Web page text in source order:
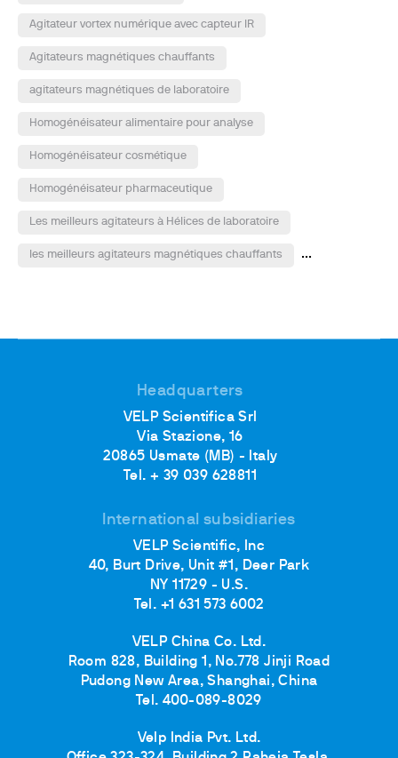
Agitateur vortex numérique avec capteur IR
Agitateurs magnétiques chauffants
agitateurs magnétiques de laboratoire
Homogénéisateur alimentaire pour analyse
Homogénéisateur cosmétique
Homogénéisateur pharmaceutique
Les meilleurs agitateurs à Hélices de laboratoire
les meilleurs agitateurs magnétiques chauffants ...
Headquarters
VELP Scientifica Srl
Via Stazione, 16
20865 Usmate (MB) - Italy
Tel. + 39 039 628811
International subsidiaries
VELP Scientific, Inc
40, Burt Drive, Unit #1, Deer Park
NY 11729 - U.S.
Tel. +1 631 573 6002
VELP China Co. Ltd.
Room 828, Building 1, No.778 Jinji Road
Pudong New Area, Shanghai, China
Tel. 400-089-8029
Velp India Pvt. Ltd.